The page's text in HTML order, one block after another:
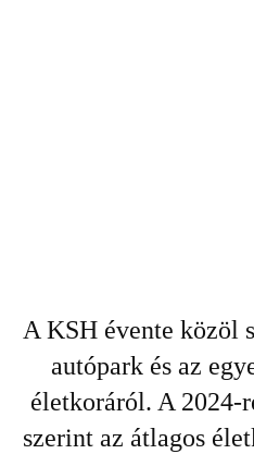
A KSH évente közöl
autópark és az
életkoráról. A 2024-
szerint az átlagos